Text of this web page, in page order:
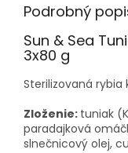
Podrobný
Sun & Sea
3x80 g
Sterilizovaná rybia
Zloženie: tuniak
paradajková
slnečnicový olej,